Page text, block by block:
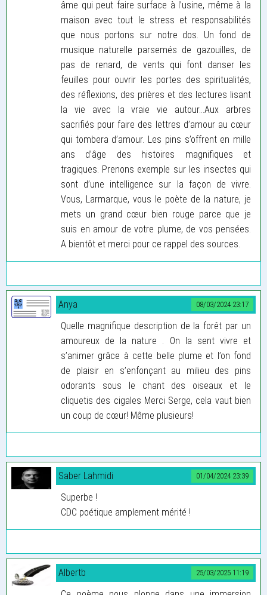
âme qui peut faire surface à l’usine, même à la
maison avec tout le stress et responsabilités
que nous portons sur notre dos. Un fond de
musique naturelle parsemés de gazouilles, de
pas de renard, de vents qui font danser les
feuilles pour ouvrir les portes des spiritualités,
des réflexions, des prières et des lectures lisant
la vie avec la vraie vie autour...Aux arbres
sacrifiés pour faire des lettres d’amour au cœur
qui tombera d’amour. Les pins s’offrent en mille
ans d’âge des histoires magnifiques et
tragiques. Prenons exemple sur les insectes qui
sont d’une intelligence sur la façon de vivre.
Vous, Larmarque, vous le poète de la nature, je
mets un grand cœur bien rouge parce que je
suis en amour de votre plume, de vos pensées.
A bientôt et merci pour ce rappel des sources.
08/03/2024 23:17
Anya
Quelle magnifique description de la forêt par un
amoureux de la nature . On la sent vivre et
s’animer grâce à cette belle plume et l’on fond
de plaisir en s’enfonçant au milieu des pins
odorants sous le chant des oiseaux et le
cliquetis des cigales Merci Serge, cela vaut bien
un coup de cœur! Même plusieurs!
01/04/2024 23:39
Saber Lahmidi
Superbe !
CDC poétique amplement mérité !
25/03/2025 11:19
Albertb